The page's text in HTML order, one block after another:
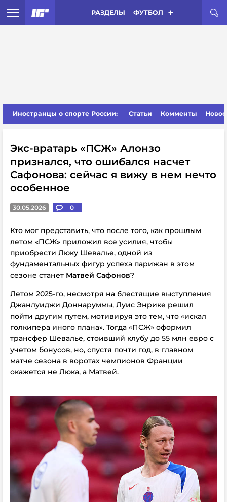
РАЗДЕЛЫ ФУТБОЛ
Иностранцы о спорте России: Статьи Комменты
Экс-вратарь «ПСЖ» Алонзо
признался, что ошибался насчет
Сафонова: сейчас я вижу в нем нечто
особенное
30.05.2026 0
Кто мог представить, что после того, как прошлым
летом «ПСЖ» приложил все усилия, чтобы
приобрести Люку Шевалье, одной из
фундаментальных фигур успеха парижан в этом
сезоне станет Матвей Сафонов?
Летом 2025-го, несмотря на блестящие выступления
Джанлуиджи Доннаруммы, Луис Энрике решил
пойти другим путем, мотивируя это тем, что «искал
голкипера иного плана». Тогда «ПСЖ» оформил
трансфер Шевалье, стоивший клубу до 55 млн евро с
учетом бонусов, но, спустя почти год, в главном
матче сезона в воротах чемпионов Франции
окажется не Люка, а Матвей.